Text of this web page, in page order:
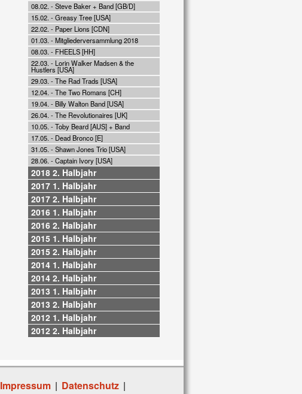
08.02. - Steve Baker + Band [GB/D]
15.02. - Greasy Tree [USA]
22.02. - Paper Lions [CDN]
01.03. - Mitgliederversammlung 2018
08.03. - FHEELS [HH]
22.03. - Lorin Walker Madsen & the
Hustlers [USA]
29.03. - The Rad Trads [USA]
12.04. - The Two Romans [CH]
19.04. - Billy Walton Band [USA]
26.04. - The Revolutionaires [UK]
10.05. - Toby Beard [AUS] + Band
17.05. - Dead Bronco [E]
31.05. - Shawn Jones Trio [USA]
28.06. - Captain Ivory [USA]
2018 2. Halbjahr
2017 1. Halbjahr
2017 2. Halbjahr
2016 1. Halbjahr
2016 2. Halbjahr
2015 1. Halbjahr
2015 2. Halbjahr
2014 1. Halbjahr
2014 2. Halbjahr
2013 1. Halbjahr
2013 2. Halbjahr
2012 1. Halbjahr
2012 2. Halbjahr
Impressum | Datenschutz |